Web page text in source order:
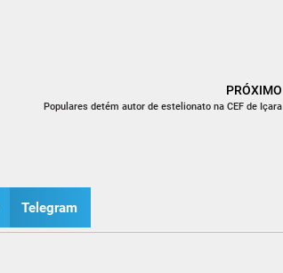
PRÓXIMO
Populares detém autor de estelionato na CEF de Içara
Telegram